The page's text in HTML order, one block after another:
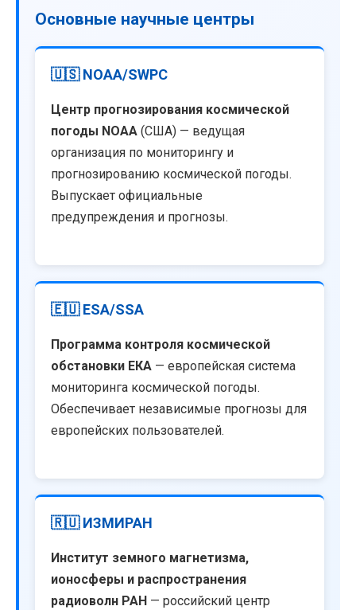
Основные научные центры
🇺🇸 NOAA/SWPC
Центр прогнозирования космической
погоды NOAA (США) — ведущая
организация по мониторингу и
прогнозированию космической погоды.
Выпускает официальные
предупреждения и прогнозы.
🇪🇺 ESA/SSA
Программа контроля космической
обстановки ЕКА — европейская система
мониторинга космической погоды.
Обеспечивает независимые прогнозы для
европейских пользователей.
🇷🇺 ИЗМИРАН
Институт земного магнетизма,
ионосферы и распространения
радиоволн РАН — российский центр